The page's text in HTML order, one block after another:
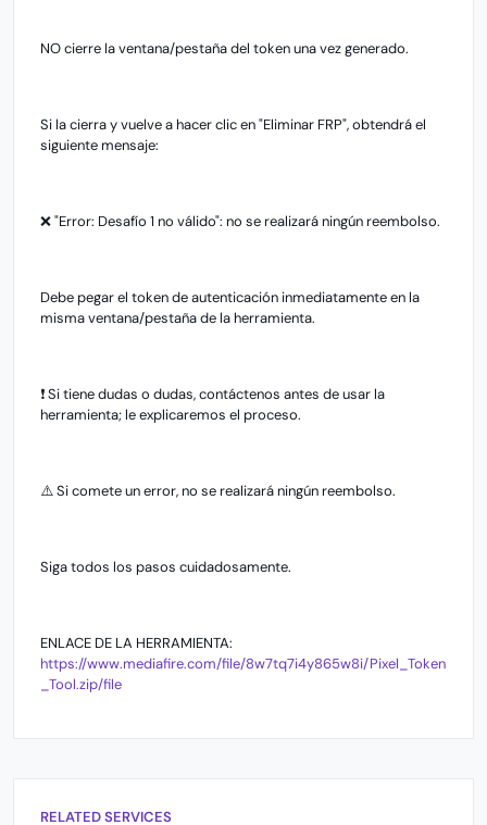
NO cierre la ventana/pestaña del token una vez generado.
Si la cierra y vuelve a hacer clic en "Eliminar FRP", obtendrá el
siguiente mensaje:
❌ "Error: Desafío 1 no válido": no se realizará ningún reembolso.
Debe pegar el token de autenticación inmediatamente en la
misma ventana/pestaña de la herramienta.
❗ Si tiene dudas o dudas, contáctenos antes de usar la
herramienta; le explicaremos el proceso.
⚠️ Si comete un error, no se realizará ningún reembolso.
Siga todos los pasos cuidadosamente.
ENLACE DE LA HERRAMIENTA:
https://www.mediafire.com/file/8w7tq7i4y865w8i/Pixel_Token
_Tool.zip/file
RELATED SERVICES